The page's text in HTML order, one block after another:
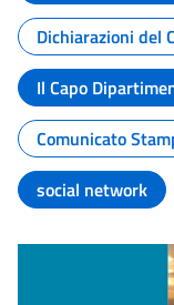
Dichiarazioni del
Il Capo
Comunicato
social network